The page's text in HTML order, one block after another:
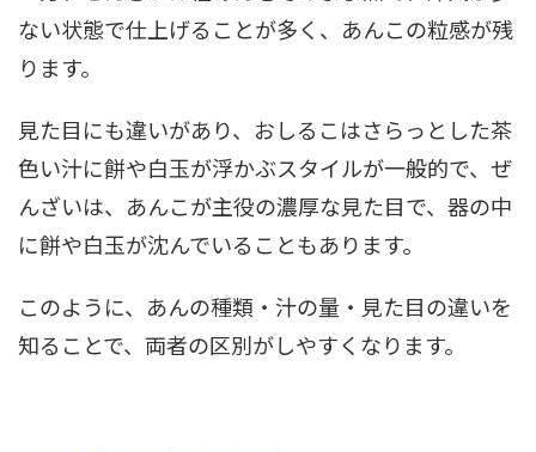
ない状態で仕上げることが多く、あんこの粒感が残
ります。
見た目にも違いがあり、おしるこはさらっとした茶
色い汁に餅や白玉が浮かぶスタイルが一般的で、ぜ
んざいは、あんこが主役の濃厚な見た目で、器の中
に餅や白玉が沈んでいることもあります。
このように、あんの種類・汁の量・見た目の違いを
知ることで、両者の区別がしやすくなります。